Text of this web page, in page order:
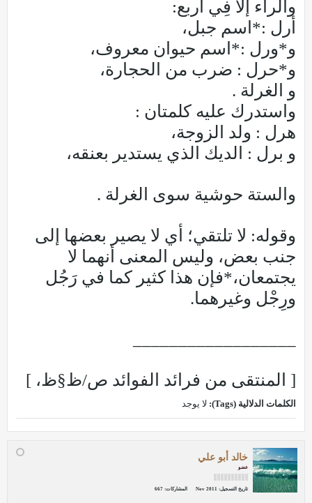
والراء إلا فِي أربع:
أرل :*اسم جبل،
و*ورل :*اسم حيوان معروف،
و*حرل : ضرب من الحجارة،
و الغرلة .
واستدرك عليه كلمتان :
هرل : ولد الزوجة،
و برل : الديك الذي يستدير بعنقه،
والستة حوشية سوى الغرلة .
وقوله: لا تلتقي؛ أي لا يصير بعضها إلى
جنب بعض، وليس المعنى أنهما لا
يجتمعان،*فإن هذا كثير كما في رَجُل
ورِجْل وغيرهما.
[ المنتقى من فرائد الفوائد ص/ظ§ظ، ]
الكلمات الدلالية (Tags): لا يوجد
خالد أبو علي
عضو
تاريخ التسجيل: Nov 2011 المشاركات: 667